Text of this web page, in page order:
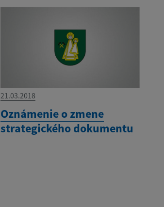
21.03.2018
Oznámenie o zmene
strategického dokumentu